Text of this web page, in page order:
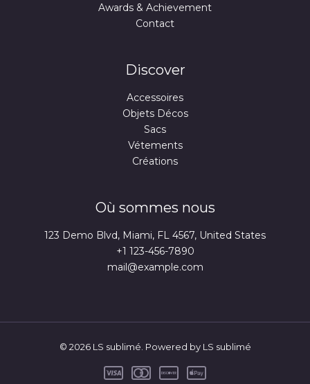
Awards & Achievement
Contact
Discover
Accessoires
Objets Décos
Sacs
Vétements
Créations
Où sommes nous
123 Demo Blvd, Miami, FL 4567, United States
+1 123-456-7890
mail@example.com
© 2026 LS sublimé. Powered by LS sublimé